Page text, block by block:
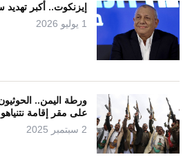
إيزنكوت.. أكبر تهديد
1 يوليو 2026
ورطة اليمن..
على مقر إقامة نتنياهو
2 سبتمبر 2025